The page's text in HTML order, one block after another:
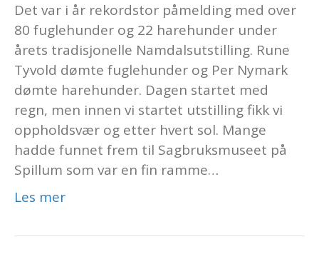
2016
Det var i år rekordstor påmelding med over
80 fuglehunder og 22 harehunder under
årets tradisjonelle Namdalsutstilling. Rune
Tyvold dømte fuglehunder og Per Nymark
dømte harehunder. Dagen startet med
regn, men innen vi startet utstilling fikk vi
oppholdsvær og etter hvert sol. Mange
hadde funnet frem til Sagbruksmuseet på
Spillum som var en fin ramme…
Les mer